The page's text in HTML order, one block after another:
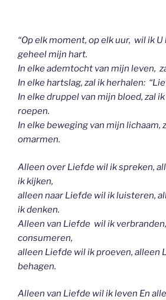
“Op elk moment, op elk uur, wil ik
geheel mijn hart.
In elke ademtocht van mijn leven,
In elke hartslag, zal ik herhalen:
In elke druppel van mijn bloed, zal
roepen.
In elke beweging van mijn lichaam,
omarmen.
Alleen over Liefde wil ik spreken,
ik kijken,
alleen naar Liefde wil ik luisteren,
ik denken.
Alleen van Liefde wil ik verbranden,
consumeren,
alleen Liefde wil ik proeven, alleen
behagen.
Alleen van Liefde wil ik leven En